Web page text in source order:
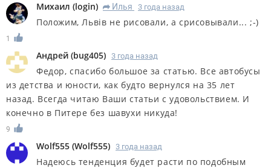
Михаил (login) R Илья 3 года назад
Положим, Львiв не рисовали, а срисовывали... ;-)
1
Андрей (bug405) 3 года назад
Федор, спасибо большое за статью. Все автобусы
из детства и юности, как будто вернулся на 35 лет
назад. Всегда читаю Ваши статьи с удовольствием. И
конечно в Питере без шавухи никуда!
9
Wolf555 (Wolf555) 3 года назад
Надеюсь тенденция будет расти по подобным